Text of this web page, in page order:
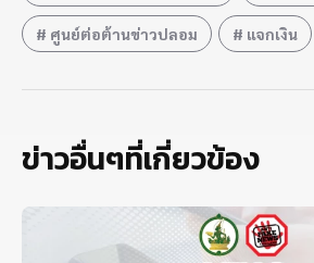
ศูนย์ต่อต้านข่าวปลอม แจกเงิน
ข่าวอื่นๆที่เกี่ยวข้อง